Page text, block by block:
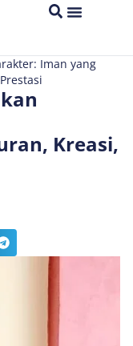
Iman yang
Kreasi,